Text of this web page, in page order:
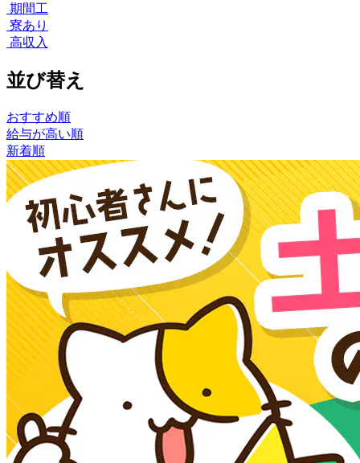
期間工
寮あり
高収入
並び替え
おすすめ順
給与が高い順
新着順